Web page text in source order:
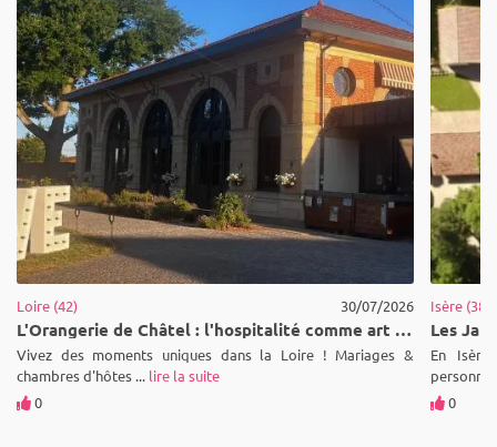
Loire (42) 30/07/2026
L'Orangerie de Châtel : l'hospitalité comme art de vivre au cœur de la Loire
Vivez des moments uniques dans la Loire ! Mariages &
chambres d'hôtes ... lire la suite
0
Isère (38)
En
0